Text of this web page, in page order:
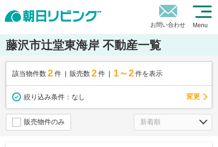
お問い合わせ Menu
藤沢市辻堂東海岸 不動産一覧
該当物件数 2件 販売数 2 件 1～2 件を表示
絞り込み条件： なし 変更
販売物件のみ